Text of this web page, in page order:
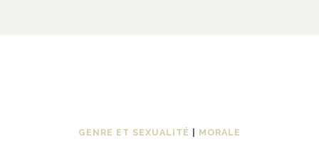
GENRE ET SEXUALITÉ MORALE